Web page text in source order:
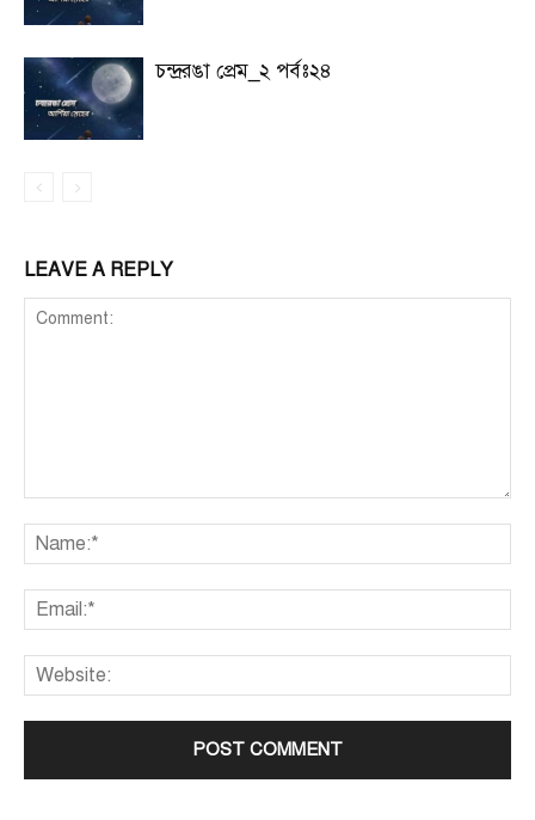
চন্দ্ররঙা প্রেম_২ পর্বঃ২৪
LEAVE A REPLY